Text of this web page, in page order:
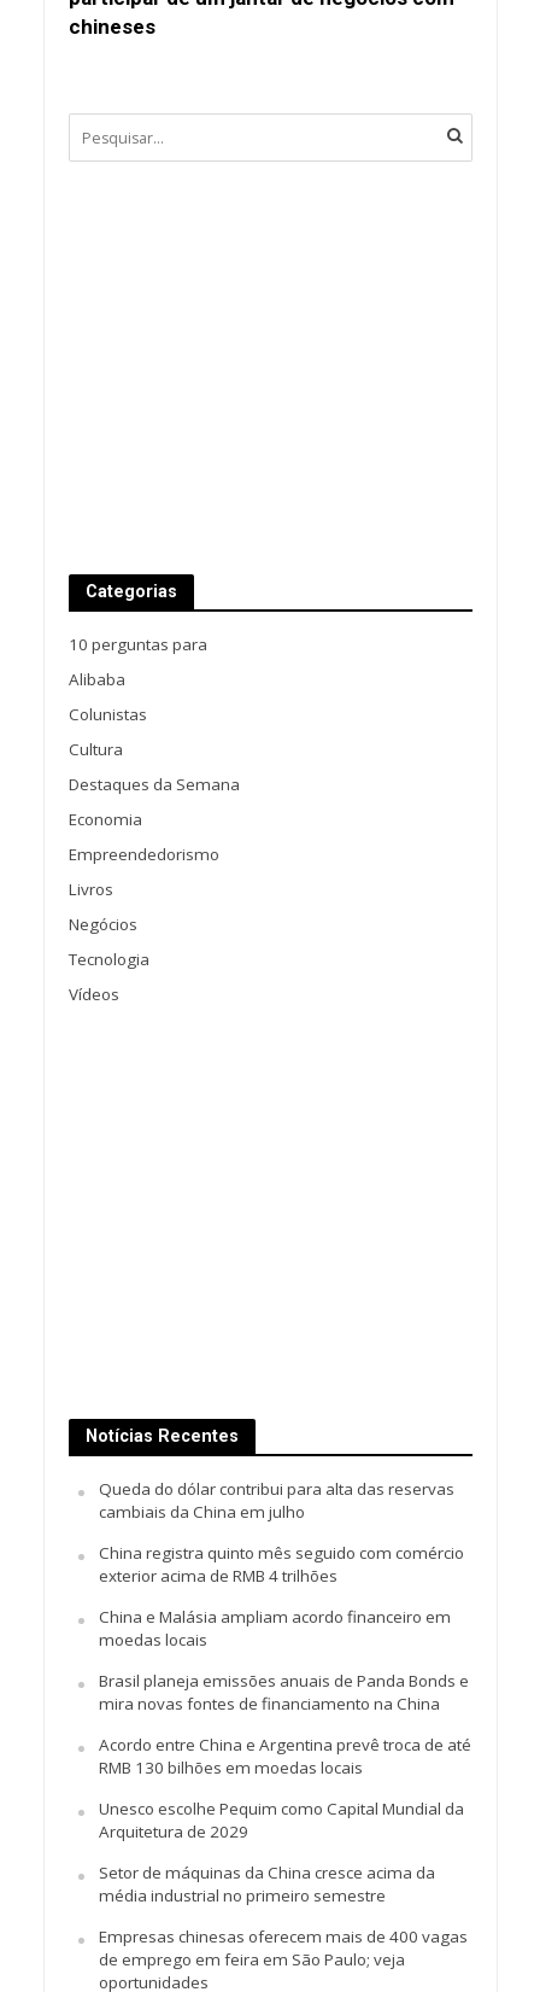
chineses
Categorias
10 perguntas para
Alibaba
Colunistas
Cultura
Destaques da Semana
Economia
Empreendedorismo
Livros
Negócios
Tecnologia
Vídeos
Notícias Recentes
Queda do dólar contribui para alta das reservas
cambiais da China em julho
China registra quinto mês seguido com comércio
exterior acima de RMB 4 trilhões
China e Malásia ampliam acordo financeiro em
moedas locais
Brasil planeja emissões anuais de Panda Bonds e
mira novas fontes de financiamento na China
Acordo entre China e Argentina prevê troca de até
RMB 130 bilhões em moedas locais
Unesco escolhe Pequim como Capital Mundial da
Arquitetura de 2029
Setor de máquinas da China cresce acima da
média industrial no primeiro semestre
Empresas chinesas oferecem mais de 400 vagas
de emprego em feira em São Paulo; veja
oportunidades